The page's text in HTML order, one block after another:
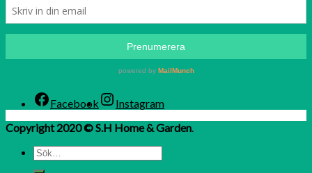
Facebook
Instagram
Copyright 2020 © S.H Home & Garden.